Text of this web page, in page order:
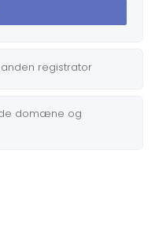
registrator
domæne og